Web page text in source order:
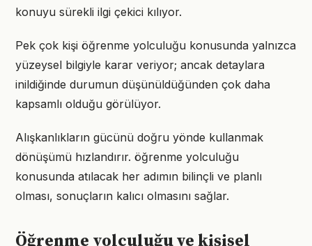
konuyu sürekli ilgi çekici kılıyor.
Pek çok kişi öğrenme yolculuğu konusunda yalnızca
yüzeysel bilgiyle karar veriyor; ancak detaylara
inildiğinde durumun düşünüldüğünden çok daha
kapsamlı olduğu görülüyor.
Alışkanlıkların gücünü doğru yönde kullanmak
dönüşümü hızlandırır. öğrenme yolculuğu
konusunda atılacak her adımın bilinçli ve planlı
olması, sonuçların kalıcı olmasını sağlar.
Öğrenme yolculuğu ve kişisel